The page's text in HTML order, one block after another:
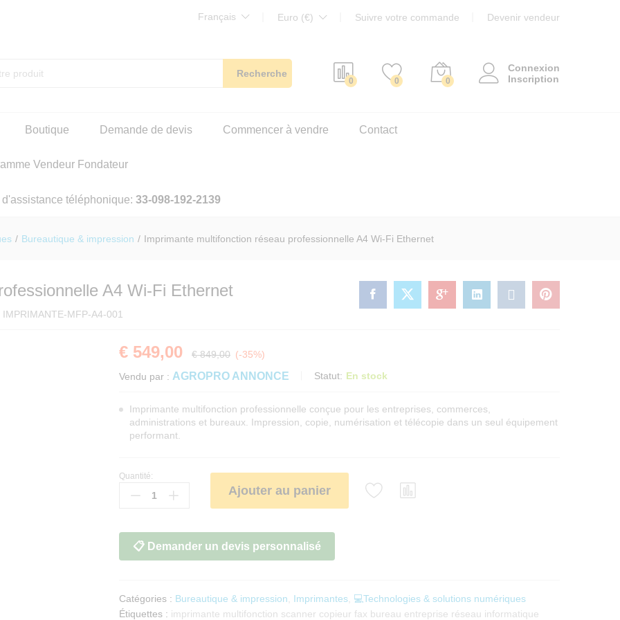
Français Euro (€) Suivre votre commande Devenir vendeur
Recherche
0 0 0
Connexion
Inscription
Boutique Demande de devis Commencer à vendre Contact
Vendeur Fondateur
d'assistance téléphonique: 33-098-192-2139
/ Bureautique & impression / Imprimante multifonction réseau professionnelle A4 Wi-Fi Ethernet
A4 Wi-Fi Ethernet
IMPRIMANTE-MFP-A4-001
€ 549,00 €849,00 (-35%)
Vendu par : AGROPRO ANNONCE Statut: En stock
Imprimante multifonction professionnelle conçue pour les entreprises, commerces,
administrations et bureaux. Impression, copie, numérisation et télécopie dans un seul équipement
performant.
Imprimante
multifonction
quantité
Quantité:
Ajouter au panier
📋 Demander un devis personnalisé
Catégories : Bureautique & impression Imprimantes 💻Technologies & solutions numériques
Étiquettes : imprimante multifonction scanner copieur fax bureau entreprise réseau informatique